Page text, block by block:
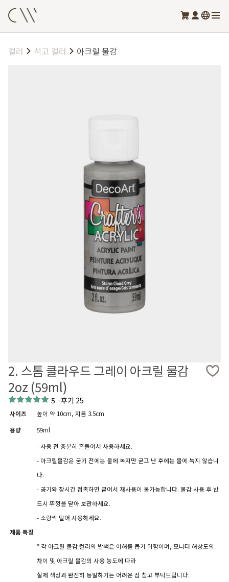
컬러 석고 컬러 아크릴 물감
2. 스톰 클라우드 그레이 아크릴 물감
2oz (59ml)
5 ·후기 25
사이즈
높이 약 10cm, 지름 3.5cm
용량
59ml
제품 특징
- 사용 전 충분히 흔들어서 사용하세요.
- 아크릴물감은 굳기 전에는 물에 녹지만 굳고 난 후에는 물에 녹지 않습니
다.
- 공기와 장시간 접촉하면 굳어서 재사용이 불가능합니다. 물감 사용 후 반
드시 뚜껑을 닫아 보관하세요.
- 소량씩 덜어 사용하세요.
* 각 아크릴 물감 컬러의 발색은 이해를 돕기 위함이며, 모니터 해상도의
차이 및 아크릴 물감의 사용 농도에 따라
실제 색상과 완전히 동일하기는 어려운 점 참고 부탁드립니다.